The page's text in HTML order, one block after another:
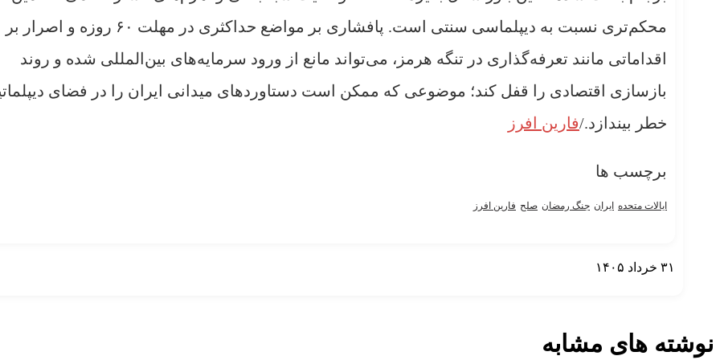
محکم‌تری نسبت به دیپلماسی سنتی است. پافشاری بر مواضع حداکثری در مهلت ۶۰ روزه و اصرار بر
اقداماتی مانند تعرفه‌گذاری در تنگه هرمز، می‌تواند مانع از ورود سرمایه‌های بین‌المللی شده و روند
بازسازی اقتصادی را قفل کند؛ موضوعی که ممکن است دستاوردهای میدانی ایران را در فضای
خطر بیندازد./فارین افرز
برچسب ها
ایالات ‌متحده ایران جنگ رمضان صلح فارین افرز
۳۱ خرداد ۱۴۰۵
نوشته های مشابه